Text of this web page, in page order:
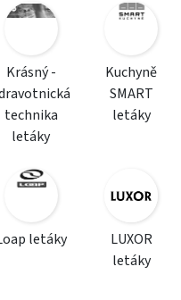
Krásný -
technika
letáky
Kuchyně
SMART
letáky
letáky
LUXOR
letáky